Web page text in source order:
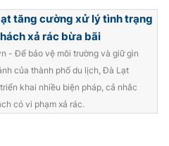
hình Việt Nam
báo điện tử số 483/GP-BTTTT
Mỹ Hạnh, Phạm Quốc Thắng,
tăng cường xử lý tình trạng
xả rác bừa bãi
- Để bảo vệ môi trường và giữ gìn
của thành phố du lịch, Đà Lạt
khai nhiều biện pháp, cả nhắc
có vi phạm xả rác.